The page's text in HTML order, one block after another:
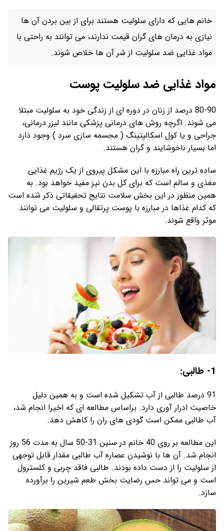
خانم هایی که دارای سلولیت هستند برای از بین بردن آن ها
نیازی به درمان های گران قیمت ندارند، می توانند به راحتی با
مواد غذایی ضد سلولیت از شر آن ها خلاص شوند.
مواد غذایی ضد سلولیت پوست
80-90 درصد از زنان در دوره ای از زندگی خود به سلولیت مبتلا
می شوند. اگرچه روش های درمانی پزشکی مانند لیزر درمانی،
جراحی و یا کول اسکالپتینگ ( مجسمه سازی سرد ) وجود دارد
اما بسیار ناخوشایند و گران هستند.
ساده ترین راه مبارزه با این مشکل پیروی از یک رژیم غذایی
مغذی و سالم است که برای کل بدن نیز مفید خواهد بود. به
همین منظور در این بخش سلامت نتایج تحقیقاتی ذکر شده است
که کدام غذاها در مبارزه با پوست پرتقالی و سلولیت می توانند
موثر واقع شوند.
1- طالبی:
91 درصد طالبی از آب تشکیل شده است و به همین دلیل
خاصیت ادرار آوری دارد. براساس مطالعه ای که اخیرا انجام شد،
آب طالبی ممکن است گودی های ران را کاهش دهد.
این مطالعه بر روی 40 خانم در سنین 31-50 سال به مدت 56 روز
انجام شد. آن ها با نوشیدن عصاره آب طالبی مقدار قابل توجهی
از سلولیت را از دست داده بودند. طالبی فاقد چربی و کلسترول
است و می تواند حس رضایت بخش طعم شیرین را برآورده
سازد.